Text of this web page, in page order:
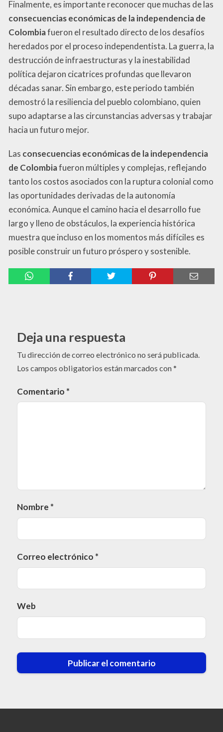
Finalmente, es importante reconocer que muchas de las
consecuencias económicas de la independencia de
Colombiafueron el resultado directo de los desafíos
heredados por el proceso independentista. La guerra, la
destrucción de infraestructuras y la inestabilidad
política dejaron cicatrices profundas que llevaron
décadas sanar. Sin embargo, este periodo también
demostró la resiliencia del pueblo colombiano, quien
supo adaptarse a las circunstancias adversas y trabajar
hacia un futuro mejor.
Las consecuencias económicas de la independencia
de Colombiafueron múltiples y complejas, reflejando
tanto los costos asociados con la ruptura colonial como
las oportunidades derivadas de la autonomía
económica. Aunque el camino hacia el desarrollo fue
largo y lleno de obstáculos, la experiencia histórica
muestra que incluso en los momentos más difíciles es
posible construir un futuro próspero y sostenible.
Deja una respuesta
Tu dirección de correo electrónico no será publicada.
Los campos obligatorios están marcados con*
Comentario *
Nombre *
Correo electrónico *
Web